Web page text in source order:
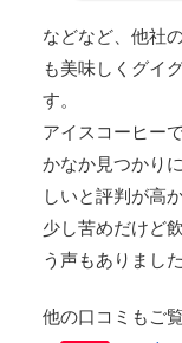
などなど、他社
も美味しくグイ
す。
アイスコーヒー
かなか見つかり
しいと評判が高
少し苦めだけど
う声もありました
他の口コミもご